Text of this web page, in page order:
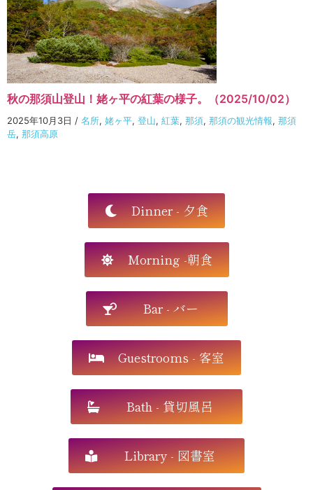
秋の那須山登山！姥ヶ平の紅葉の様子。（2025/10/02）
2025年10月3日 / 名所, 姥ヶ平, 登山, 紅葉, 那須, 那須の観光情報, 那須
岳, 那須高原
Dinner - 夕食
Morning -朝食
Bar - バー
Guestrooms - 客室
Bath - 貸切風呂
Library - 図書室